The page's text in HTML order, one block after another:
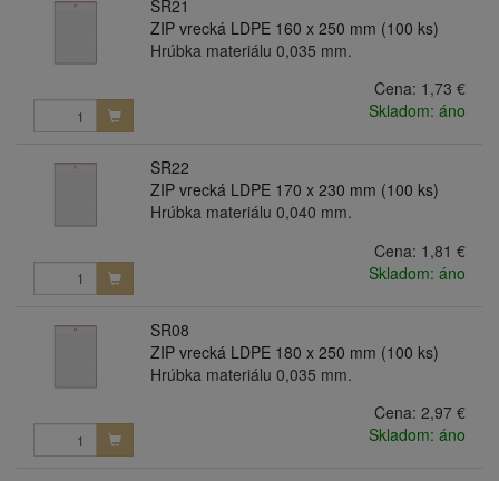
SR21
ZIP vrecká LDPE 160 x 250 mm (100 ks)
Hrúbka materiálu 0,035 mm.
Cena: 1,73 €
Skladom: áno
SR22
ZIP vrecká LDPE 170 x 230 mm (100 ks)
Hrúbka materiálu 0,040 mm.
Cena: 1,81 €
Skladom: áno
SR08
ZIP vrecká LDPE 180 x 250 mm (100 ks)
Hrúbka materiálu 0,035 mm.
Cena: 2,97 €
Skladom: áno